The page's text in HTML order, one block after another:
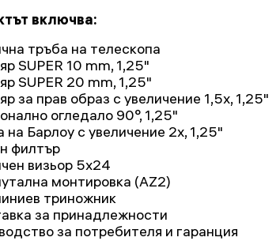
включва:
тръба на телескопа
SUPER 10 mm, 1,25"
SUPER 20 mm, 1,25"
за прав образ с увеличение 1,5x, 1,25"
огледало 90°, 1,25"
Барлоу с увеличение 2х, 1,25"
филтър
визьор 5x24
монтировка (AZ2)
триножник
за принадлежности
за потребителя и гаранция